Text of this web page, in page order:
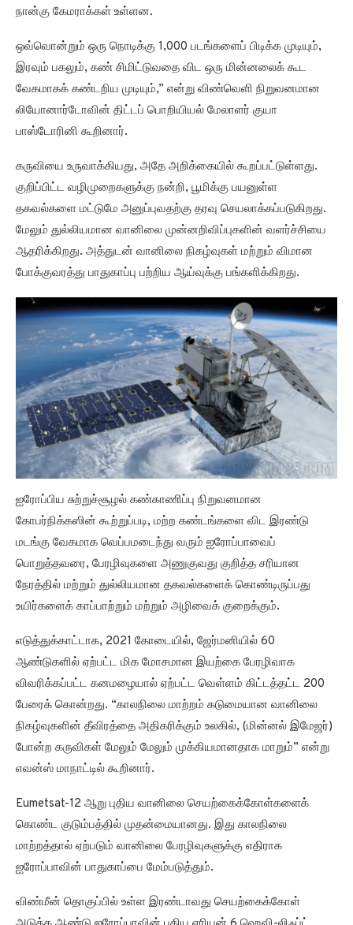
நான்கு கேமராக்கள் உள்ளன.
ஒவ்வொன்றும் ஒரு நொடிக்கு 1,000 படங்களைப் பிடிக்க முடியும்,
இரவும் பகலும், கண் சிமிட்டுவதை விட ஒரு மின்னலைக் கூட
வேகமாகக் கண்டறிய முடியும்,” என்று விண்வெளி நிறுவனமான
லியோனார்டோவின் திட்டப் பொறியியல் மேலாளர் குயா
பாஸ்டோரினி கூறினார்.
கருவியை உருவாக்கியது, அதே அறிக்கையில் கூறப்பட்டுள்ளது.
குறிப்பிட்ட வழிமுறைகளுக்கு நன்றி, பூமிக்கு பயனுள்ள
தகவல்களை மட்டுமே அனுப்புவதற்கு தரவு செயலாக்கப்படுகிறது.
மேலும் துல்லியமான வானிலை முன்னறிவிப்புகளின் வளர்ச்சியை
ஆதரிக்கிறது. அத்துடன் வானிலை நிகழ்வுகள் மற்றும் விமான
போக்குவரத்து பாதுகாப்பு பற்றிய ஆய்வுக்கு பங்களிக்கிறது.
ஐரோப்பிய சுற்றுச்சூழல் கண்காணிப்பு நிறுவனமான
கோபர்நிக்கஸின் கூற்றுப்படி, மற்ற கண்டங்களை விட இரண்டு
மடங்கு வேகமாக வெப்பமடைந்து வரும் ஐரோப்பாவைப்
பொறுத்தவரை, பேரழிவுகளை அணுகுவது குறித்த சரியான
நேரத்தில் மற்றும் துல்லியமான தகவல்களைக் கொண்டிருப்பது
உயிர்களைக் காப்பாற்றும் மற்றும் அழிவைக் குறைக்கும்.
எடுத்துக்காட்டாக, 2021 கோடையில், ஜேர்மனியில் 60
ஆண்டுகளில் ஏற்பட்ட மிக மோசமான இயற்கை பேரழிவாக
விவரிக்கப்பட்ட கனமழையால் ஏற்பட்ட வெள்ளம் கிட்டத்தட்ட 200
பேரைக் கொன்றது. “காலநிலை மாற்றம் கடுமையான வானிலை
நிகழ்வுகளின் தீவிரத்தை அதிகரிக்கும் உலகில், (மின்னல் இமேஜர்)
போன்ற கருவிகள் மேலும் மேலும் முக்கியமானதாக மாறும்” என்று
எவன்ஸ் மாநாட்டில் கூறினார்.
Eumetsat-12 ஆறு புதிய வானிலை செயற்கைக்கோள்களைக்
கொண்ட குடும்பத்தில் முதன்மையானது. இது காலநிலை
மாற்றத்தால் ஏற்படும் வானிலை பேரழிவுகளுக்கு எதிராக
ஐரோப்பாவின் பாதுகாப்பை மேம்படுத்தும்.
விண்மீன் தொகுப்பில் உள்ள இரண்டாவது செயற்கைக்கோள்